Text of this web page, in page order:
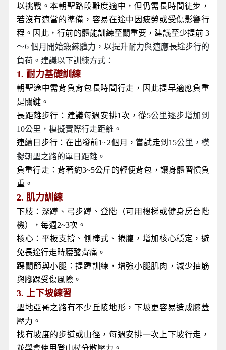
以挑戰。本朝聖路段難度適中，但仍需長時間徒步，
若沒有適當的準備，容易在途中因疲勞或受傷影響行
程。因此，行前的體能訓練至關重要，建議至少提前 3
～6 個月開始鍛鍊體力，以提升耐力與適應長途步行的
負荷。建議以下訓練方式：
1. 耐力基礎訓練
朝聖途中需背負背包長時間行走，因此提早適應負重
是關鍵。
長距離步行：建議每週安排1次，從5公里逐步增加到
10公里，模擬實際行走距離。
連續日步行：在出發前1~2個月，嘗試走到15公里，模
擬朝聖之路的單日距離。
負重行走：背著約3~5公斤的輕便背包，讓身體習慣負
重。
2. 肌力訓練
下肢：深蹲、弓步蹲、登階（可用樓梯或健身房台階
機），每週2~3次。
核心：平板支撐、側棒式、捲腹，增加核心穩定，避
免長途行走時腰酸背痛。
踝關節與小腿：提踵訓練，增強小腿肌肉，減少抽筋
與腳踝受傷風險。
3. 上下坡練習
聖地亞哥之路有不少丘陵地形，下坡更容易造成膝蓋
壓力。
找有坡度的步道或山徑，每週安排一次上下坡行走，